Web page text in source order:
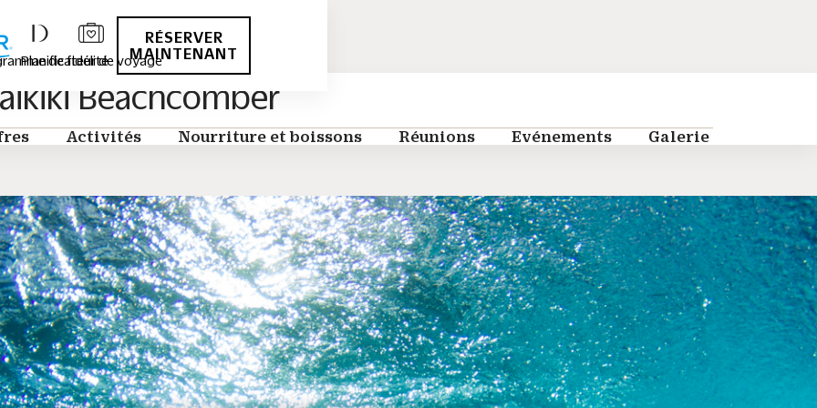
de fidélité
Planificateur de voyage
RÉSERVER
MAINTENANT
Beachcomber
Activités Nourriture et boissons Réunions Evénements Galerie